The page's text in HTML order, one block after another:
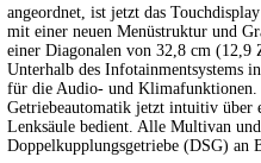
angeordnet, ist jetzt das
mit einer neuen Menüstruktur und
einer Diagonalen von 32,8 cm (12,9
Unterhalb des Infotainmentsystems
für die Audio- und
Getriebeautomatik jetzt intuitiv über
Lenksäule bedient. Alle Multivan
Doppelkupplungsgetriebe (DSG) an